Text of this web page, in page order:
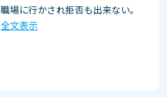
場に行かされ拒否も出来ない。
全文表示